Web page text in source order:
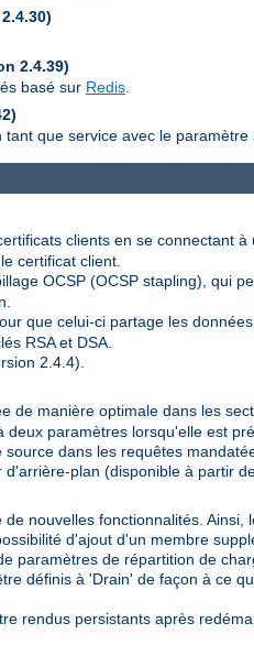
2.4.39)
basé sur Redis
que service avec le paramètre
clients en se connectant
certificat client.
OCSP (OCSP stapling), qui
que celui-ci partage les
RSA et DSA.
2.4.4).
de manière optimale dans les
paramètres lorsqu'elle est
dans les requêtes
plan (disponible à partir
nouvelles fonctionnalités.
d'ajout d'un membre
paramètres de répartition de
définis à 'Drain' de façon à ce
rendus persistants après